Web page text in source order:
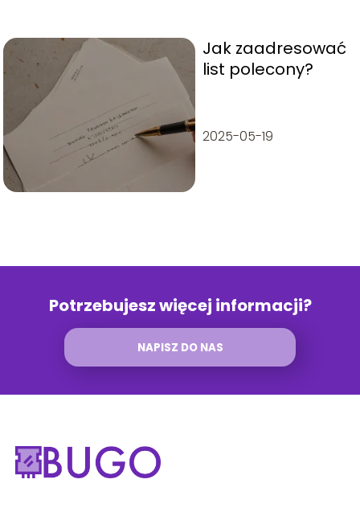
Jak zaadresować
list polecony?
2025-05-19
Potrzebujesz więcej informacji?
NAPISZ DO NAS